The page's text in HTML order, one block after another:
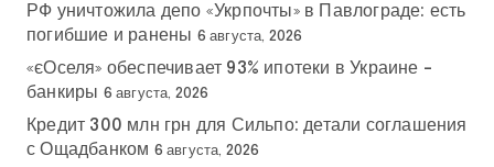
РФ уничтожила депо «Укрпочты» в Павлограде: есть
погибшие и ранены 6 августа, 2026
«єОселя» обеспечивает 93% ипотеки в Украине –
банкиры 6 августа, 2026
Кредит 300 млн грн для Сильпо: детали соглашения
с Ощадбанком 6 августа, 2026